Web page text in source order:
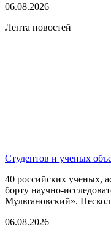
06.08.2026
Лента новостей
Студентов и ученых
40 российских ученых,
борту научно-
Мультановский».
06.08.2026